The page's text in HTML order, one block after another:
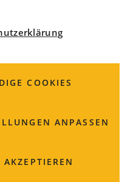
COOKIES
ANPASSEN
für die Sicherheit
gewürdigt.
Engagement der